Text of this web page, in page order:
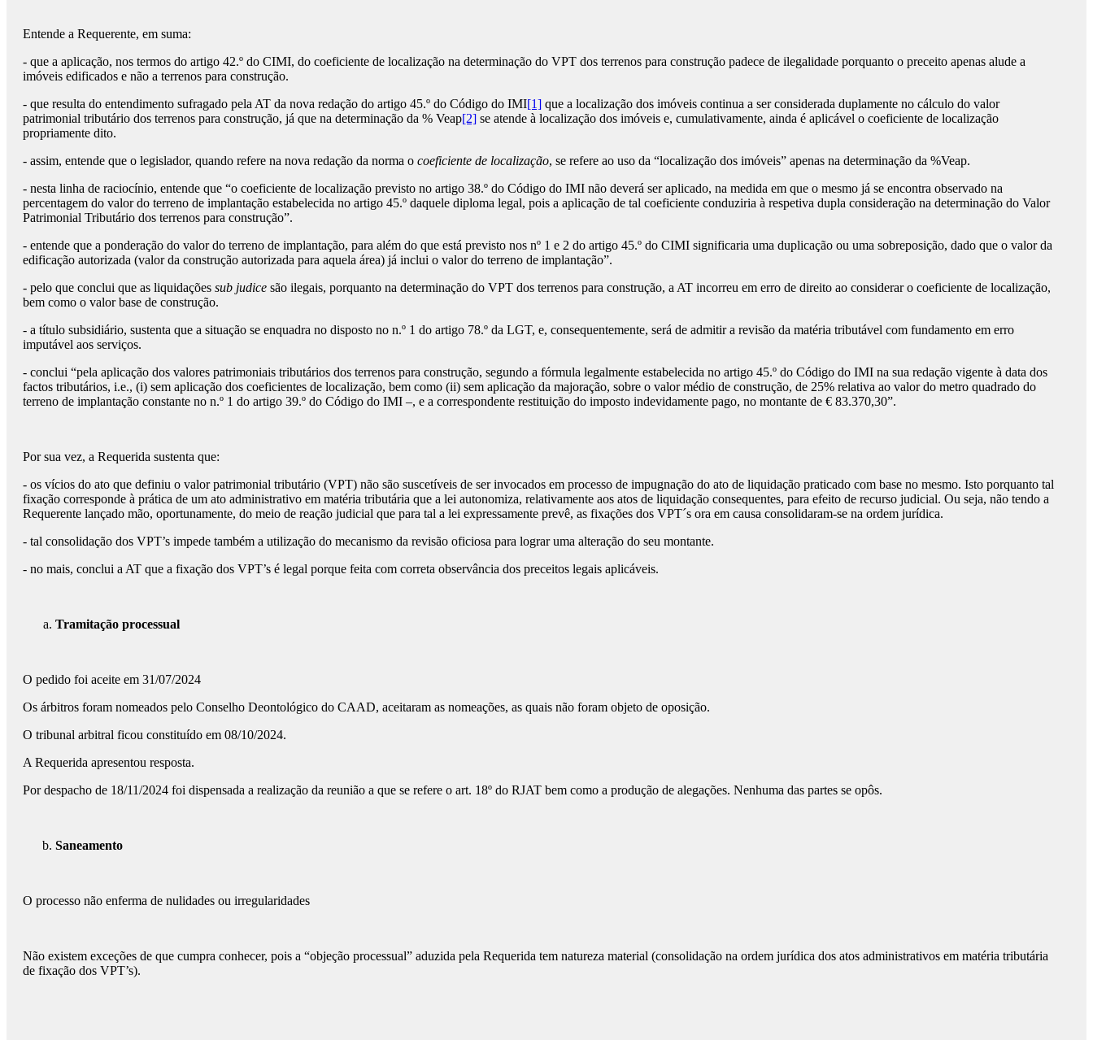
Entende a Requerente, em suma:
- que a aplicação, nos termos do artigo 42.º do CIMI, do coeficiente de localização na determinação do VPT dos terrenos para construção padece de ilegalidade porquanto o preceito apenas alude a
imóveis edificados e não a terrenos para construção.
- que resulta do entendimento sufragado pela AT da nova redação do artigo 45.º do Código do IMI[1] que a localização dos imóveis continua a ser considerada duplamente no cálculo do valor
patrimonial tributário dos terrenos para construção, já que na determinação da % Veap[2] se atende à localização dos imóveis e, cumulativamente, ainda é aplicável o coeficiente de localização
propriamente dito.
- assim, entende que o legislador, quando refere na nova redação da norma o coeficiente de localização, se refere ao uso da “localização dos imóveis” apenas na determinação da %Veap.
- nesta linha de raciocínio, entende que “o coeficiente de localização previsto no artigo 38.º do Código do IMI não deverá ser aplicado, na medida em que o mesmo já se encontra observado na
percentagem do valor do terreno de implantação estabelecida no artigo 45.º daquele diploma legal, pois a aplicação de tal coeficiente conduziria à respetiva dupla consideração na determinação do Valor
Patrimonial Tributário dos terrenos para construção”.
- entende que a ponderação do valor do terreno de implantação, para além do que está previsto nos nº 1 e 2 do artigo 45.º do CIMI significaria uma duplicação ou uma sobreposição, dado que o valor da
edificação autorizada (valor da construção autorizada para aquela área) já inclui o valor do terreno de implantação”.
- pelo que conclui que as liquidações sub judice são ilegais, porquanto na determinação do VPT dos terrenos para construção, a AT incorreu em erro de direito ao considerar o coeficiente de localização,
bem como o valor base de construção.
- a título subsidiário, sustenta que a situação se enquadra no disposto no n.º 1 do artigo 78.º da LGT, e, consequentemente, será de admitir a revisão da matéria tributável com fundamento em erro
imputável aos serviços.
- conclui “pela aplicação dos valores patrimoniais tributários dos terrenos para construção, segundo a fórmula legalmente estabelecida no artigo 45.º do Código do IMI na sua redação vigente à data dos
factos tributários, i.e., (i) sem aplicação dos coeficientes de localização, bem como (ii) sem aplicação da majoração, sobre o valor médio de construção, de 25% relativa ao valor do metro quadrado do
terreno de implantação constante no n.º 1 do artigo 39.º do Código do IMI –, e a correspondente restituição do imposto indevidamente pago, no montante de € 83.370,30”.
Por sua vez, a Requerida sustenta que:
- os vícios do ato que definiu o valor patrimonial tributário (VPT) não são suscetíveis de ser invocados em processo de impugnação do ato de liquidação praticado com base no mesmo. Isto porquanto tal
fixação corresponde à prática de um ato administrativo em matéria tributária que a lei autonomiza, relativamente aos atos de liquidação consequentes, para efeito de recurso judicial. Ou seja, não tendo a
Requerente lançado mão, oportunamente, do meio de reação judicial que para tal a lei expressamente prevê, as fixações dos VPT´s ora em causa consolidaram-se na ordem jurídica.
- tal consolidação dos VPT’s impede também a utilização do mecanismo da revisão oficiosa para lograr uma alteração do seu montante.
- no mais, conclui a AT que a fixação dos VPT’s é legal porque feita com correta observância dos preceitos legais aplicáveis.
Tramitação processual
O pedido foi aceite em 31/07/2024
Os árbitros foram nomeados pelo Conselho Deontológico do CAAD, aceitaram as nomeações, as quais não foram objeto de oposição.
O tribunal arbitral ficou constituído em 08/10/2024.
A Requerida apresentou resposta.
Por despacho de 18/11/2024 foi dispensada a realização da reunião a que se refere o art. 18º do RJAT bem como a produção de alegações. Nenhuma das partes se opôs.
Saneamento
O processo não enferma de nulidades ou irregularidades
Não existem exceções de que cumpra conhecer, pois a “objeção processual” aduzida pela Requerida tem natureza material (consolidação na ordem jurídica dos atos administrativos em matéria tributária
de fixação dos VPT’s).